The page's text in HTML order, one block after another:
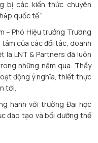
bị các kiến thức chuyên
quốc tế.”
– Phó Hiệu trưởng Trường
tâm của các đối tác, doanh
là LNT & Partners đã luôn
những năm qua. Thầy
động ý nghĩa, thiết thực
tới.
hành với trường Đại học
đào tạo và bồi dưỡng thế